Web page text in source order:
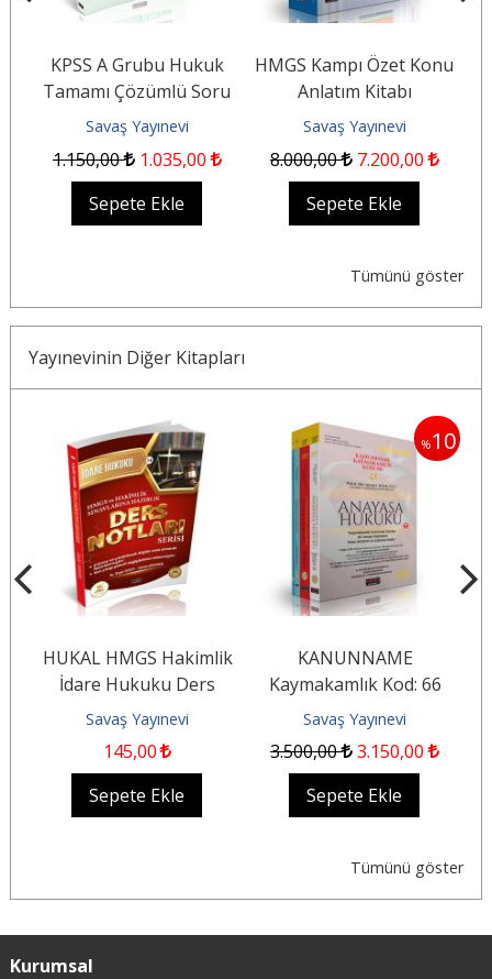
KPSS A Grubu Hukuk
Tamamı Çözümlü Soru
Bankası
Savaş Yayınevi
1.150,00 1.035,00
Sepete Ekle
HMGS Kampı Özet Konu
Anlatım Kitabı
Savaş Yayınevi
8.000,00 7.200,00
Sepete Ekle
Tümünü göster
Yayınevinin Diğer Kitapları
HUKAL HMGS Hakimlik
İdare Hukuku Ders
Notları
Savaş Yayınevi
145,00
Sepete Ekle
%10
KANUNNAME
Kaymakamlık Kod: 66
Savaş Yayınevi
3.500,00 3.150,00
Sepete Ekle
Tümünü göster
Kurumsal